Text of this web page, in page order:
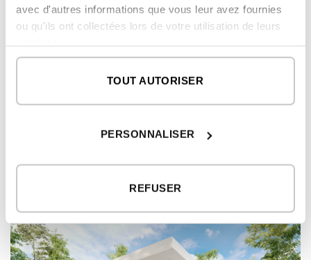
avec d'autres informations que vous leur avez fournies
ou qu'ils ont collectées lors de votre utilisation de leurs
TOUT AUTORISER
PERSONNALISER
REFUSER
logement
96,80 m
PREMIER ÉTAGE
MODÈLES DE MAISON ASSOCIÉS